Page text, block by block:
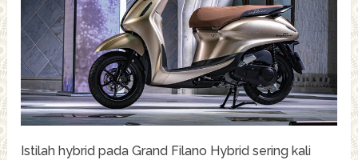
Istilah hybrid pada Grand Filano Hybrid sering kali